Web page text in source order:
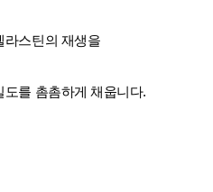
라스틴의 재생을
를 촘촘하게 채웁니다.